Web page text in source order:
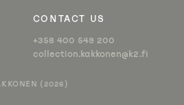
CONTACT US
+358 400 549 200
collection.kakkonen@k2.fi
(2026)